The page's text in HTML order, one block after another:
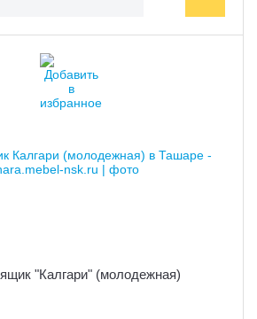
"Калгари" (молодежная)